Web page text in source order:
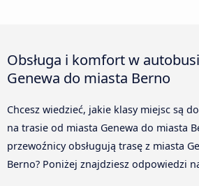
Obsługa i komfort w
Genewa do miasta Berno
Chcesz wiedzieć, jakie klasy miejsc są
na trasie od miasta Genewa do miasta
przewoźnicy obsługują trasę z miasta
Berno? Poniżej znajdziesz odpowiedzi